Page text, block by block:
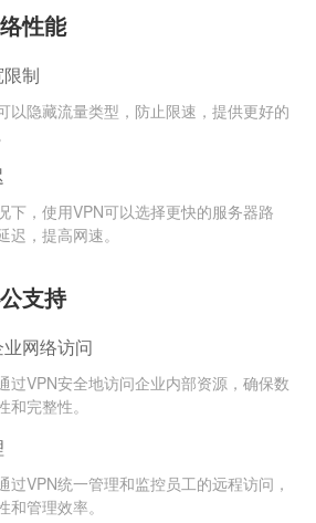
性能
制
以隐藏流量类型，防止限速，提供更好的
下，使用VPN可以选择更快的服务器路
迟，提高网速。
支持
网络访问
过VPN安全地访问企业内部资源，确保数
和完整性。
过VPN统一管理和监控员工的远程访问，
和管理效率。